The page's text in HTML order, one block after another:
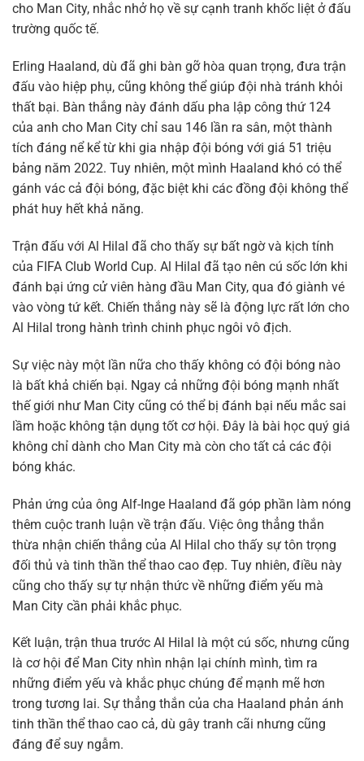
cho Man City, nhắc nhở họ về sự cạnh tranh khốc liệt ở đấu
trường quốc tế.
Erling Haaland, dù đã ghi bàn gỡ hòa quan trọng, đưa trận
đấu vào hiệp phụ, cũng không thể giúp đội nhà tránh khỏi
thất bại. Bàn thắng này đánh dấu pha lập công thứ 124
của anh cho Man City chỉ sau 146 lần ra sân, một thành
tích đáng nể kể từ khi gia nhập đội bóng với giá 51 triệu
bảng năm 2022. Tuy nhiên, một mình Haaland khó có thể
gánh vác cả đội bóng, đặc biệt khi các đồng đội không thể
phát huy hết khả năng.
Trận đấu với Al Hilal đã cho thấy sự bất ngờ và kịch tính
của FIFA Club World Cup. Al Hilal đã tạo nên cú sốc lớn khi
đánh bại ứng cử viên hàng đầu Man City, qua đó giành vé
vào vòng tứ kết. Chiến thắng này sẽ là động lực rất lớn cho
Al Hilal trong hành trình chinh phục ngôi vô địch.
Sự việc này một lần nữa cho thấy không có đội bóng nào
là bất khả chiến bại. Ngay cả những đội bóng mạnh nhất
thế giới như Man City cũng có thể bị đánh bại nếu mắc sai
lầm hoặc không tận dụng tốt cơ hội. Đây là bài học quý giá
không chỉ dành cho Man City mà còn cho tất cả các đội
bóng khác.
Phản ứng của ông Alf-Inge Haaland đã góp phần làm nóng
thêm cuộc tranh luận về trận đấu. Việc ông thẳng thắn
thừa nhận chiến thắng của Al Hilal cho thấy sự tôn trọng
đối thủ và tinh thần thể thao cao đẹp. Tuy nhiên, điều này
cũng cho thấy sự tự nhận thức về những điểm yếu mà
Man City cần phải khắc phục.
Kết luận, trận thua trước Al Hilal là một cú sốc, nhưng cũng
là cơ hội để Man City nhìn nhận lại chính mình, tìm ra
những điểm yếu và khắc phục chúng để mạnh mẽ hơn
trong tương lai. Sự thẳng thắn của cha Haaland phản ánh
tinh thần thể thao cao cả, dù gây tranh cãi nhưng cũng
đáng để suy ngẫm.